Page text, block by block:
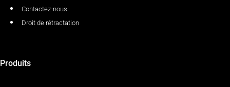
Contactez-nous
Droit de rétractation
Produits